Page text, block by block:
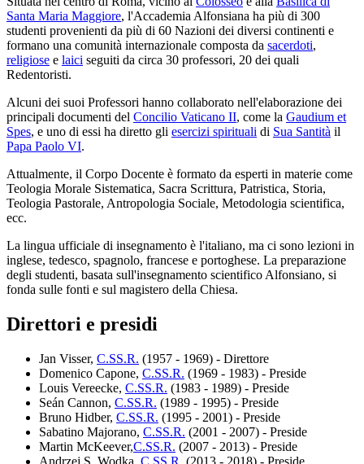
Santa Maria Maggiore, l'Accademia Alfonsiana ha più di 300
studenti provenienti da più di 60 Nazioni dei diversi continenti e
formano una comunità internazionale composta da sacerdoti,
religiose e laici seguiti da circa 30 professori, 20 dei quali
Redentoristi.
Alcuni dei suoi Professori hanno collaborato nell'elaborazione dei
principali documenti del Concilio Vaticano II, come la Gaudium et
Spes, e uno di essi ha diretto gli esercizi spirituali di Sua Santità il
Papa Paolo VI.
Attualmente, il Corpo Docente è formato da esperti in materie come
Teologia Morale Sistematica, Sacra Scrittura, Patristica, Storia,
Teologia Pastorale, Antropologia Sociale, Metodologia scientifica,
ecc.
La lingua ufficiale di insegnamento è l'italiano, ma ci sono lezioni in
inglese, tedesco, spagnolo, francese e portoghese. La preparazione
degli studenti, basata sull'insegnamento scientifico Alfonsiano, si
fonda sulle fonti e sul magistero della Chiesa.
Direttori e presidi
Jan Visser, C.SS.R. (1957 - 1969) - Direttore
Domenico Capone, C.SS.R. (1969 - 1983) - Preside
Louis Vereecke, C.SS.R. (1983 - 1989) - Preside
Seán Cannon, C.SS.R. (1989 - 1995) - Preside
Bruno Hidber, C.SS.R. (1995 - 2001) - Preside
Sabatino Majorano, C.SS.R. (2001 - 2007) - Preside
Martin McKeever,C.SS.R. (2007 - 2013) - Preside
Andrzej S. Wodka, C.SS.R. (2013 - 2018) - Preside